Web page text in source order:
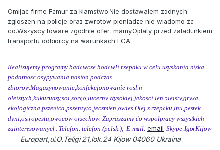
Omijac firme Famur za klamstwo.Nie dostawalem zodnych
zgloszen na policje oraz zwrotow pieniadze nie wiadomo za
co.Wszyscy toware zgodnie ofert mamy.Oplaty przed zaladunkiem
transportu odbiorcy na warunkach FCA.
Realizujemy programy badawcze hodowli rzepaku w celu uzyskania niska
podatnosc osypywania nasion podczas
zbiorow.Magazynowanie,konfekcjonowanie roslin
oleistych,kukurudzy,soi,sorgo,lucerny.Wysokiej jakosci len oleisty,gryka
ekologiczna,pszenica,pszenzyto,jeczmien,owies.Olej z rzepaku,lnu,pestek
dyni,ostropestu,owocow orzechow. Zapraszamy do wspolpracy wszystkich
zainteresowanych. Telefon: telefon (polsk.), E-mail: email Skype:IgorKijow
Europart,ul.O.Teligi 21,lok.24 Kijow 04060 Ukraina